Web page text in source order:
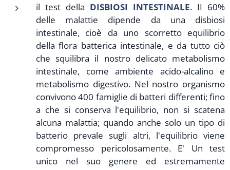
il test della DISBIOSI INTESTINALE. II 60%
delle malattie dipende da una disbiosi
intestinale, cioè da uno scorretto equilibrio
della flora batterica intestinale, e da tutto ciò
che squilibra il nostro delicato metabolismo
intestinale, come ambiente acido-alcalino e
metabolismo digestivo. Nel nostro organismo
convivono 400 famiglie di batteri differenti; fino
a che si conserva l'equilibrio, non si scatena
alcuna malattia; quando anche solo un tipo di
batterio prevale sugli altri, l'equilibrio viene
compromesso pericolosamente. E' Un test
unico nel suo genere ed estremamente